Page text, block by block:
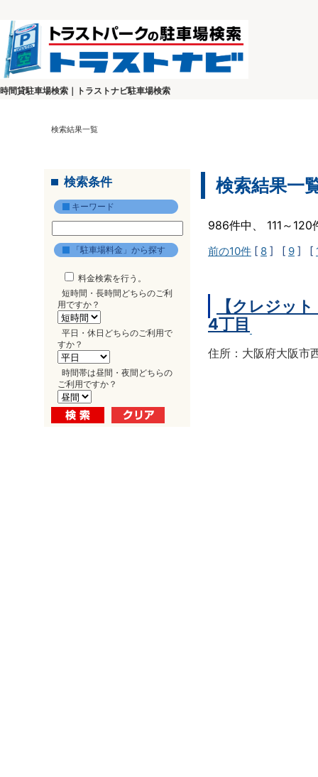
時間貸駐車場検索｜トラストナビ駐車場検索
検索結果一覧
検索条件
キーワード
「駐車場料金」から探す
料金検索を行う。
短時間・長時間どちらのご利
用ですか？
平日・休日どちらのご利用で
すか？
時間帯は昼間・夜間どちらの
ご利用ですか？
検索結果一
986件中、 111～
前の10件 [ 8 ] [ 9 ] [
【クレジッ
4丁目
住所：大阪府大阪市